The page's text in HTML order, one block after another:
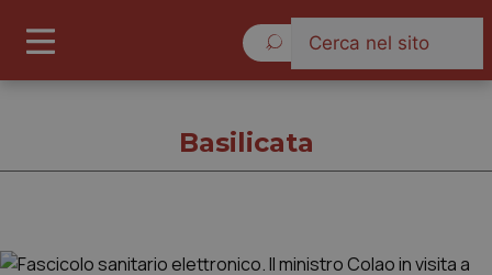
Basilicata